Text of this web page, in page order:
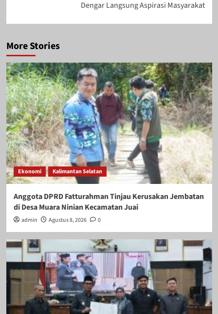
Dengar Langsung Aspirasi Masyarakat
More Stories
Ekonomi Kalimantan Selatan
Anggota DPRD Fatturahman Tinjau Kerusakan Jembatan
di Desa Muara Ninian Kecamatan Juai
admin Agustus 8, 2026 0